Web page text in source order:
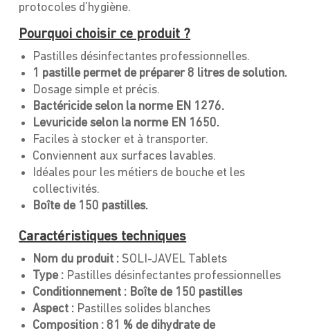
protocoles d’hygiène.
Pourquoi choisir ce produit ?
Pastilles désinfectantes professionnelles.
1 pastille permet de préparer 8 litres de solution.
Dosage simple et précis.
Bactéricide selon la norme EN 1276.
Levuricide selon la norme EN 1650.
Faciles à stocker et à transporter.
Conviennent aux surfaces lavables.
Idéales pour les métiers de bouche et les
collectivités.
Boîte de 150 pastilles.
Caractéristiques techniques
Nom du produit : SOLI-JAVEL Tablets
Type : Pastilles désinfectantes professionnelles
Conditionnement : Boîte de 150 pastilles
Aspect : Pastilles solides blanches
Composition :81 % de dihydrate de